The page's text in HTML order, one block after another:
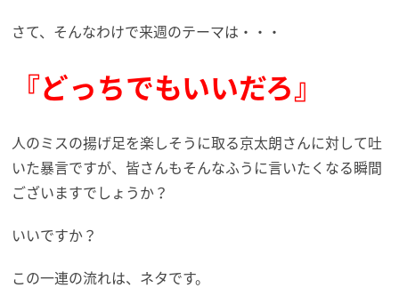
さて、そんなわけで来週のテーマは・・・
『どっちでもいいだろ』
人のミスの揚げ足を楽しそうに取る京太朗さんに対して吐
いた暴言ですが、皆さんもそんなふうに言いたくなる瞬間
ございますでしょうか？
いいですか？
この一連の流れは、ネタです。